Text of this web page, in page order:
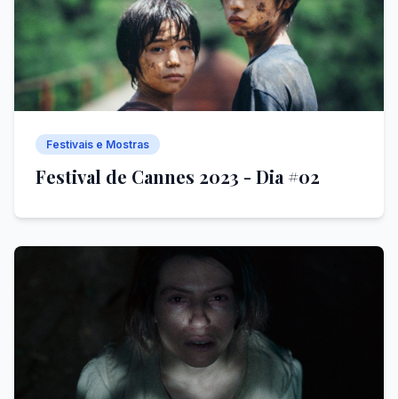
Festivais e Mostras
Festival de Cannes 2023 - Dia #02